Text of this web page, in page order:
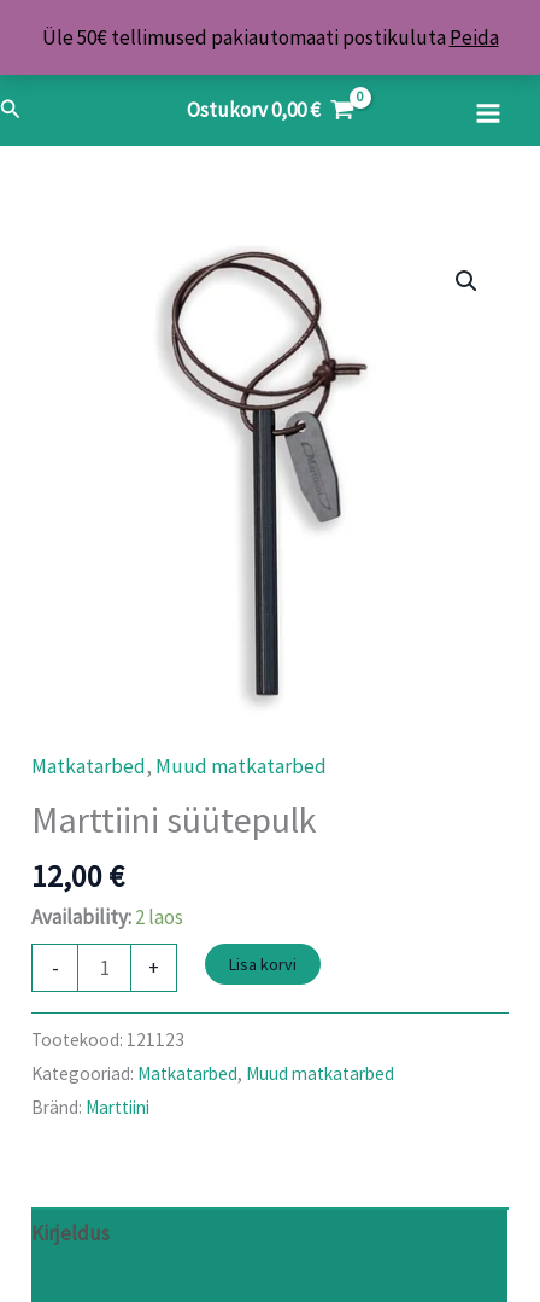
Üle 50€ tellimused pakiautomaati postikuluta Peida
content
Search Ostukorv0,00€
Matkatarbed, Muud matkatarbed
Marttiini süütepulk
12,00€
Availability:2 laos
-
+ Lisa korvi
Tootekood: 121123
Kategooriad: Matkatarbed, Muud matkatarbed
Bränd: Marttiini
Kirjeldus